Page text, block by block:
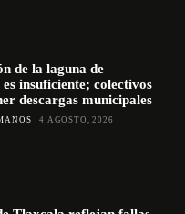
de la laguna de
insuficiente; colectivos
descargas municipales
4 AGOSTO, 2026